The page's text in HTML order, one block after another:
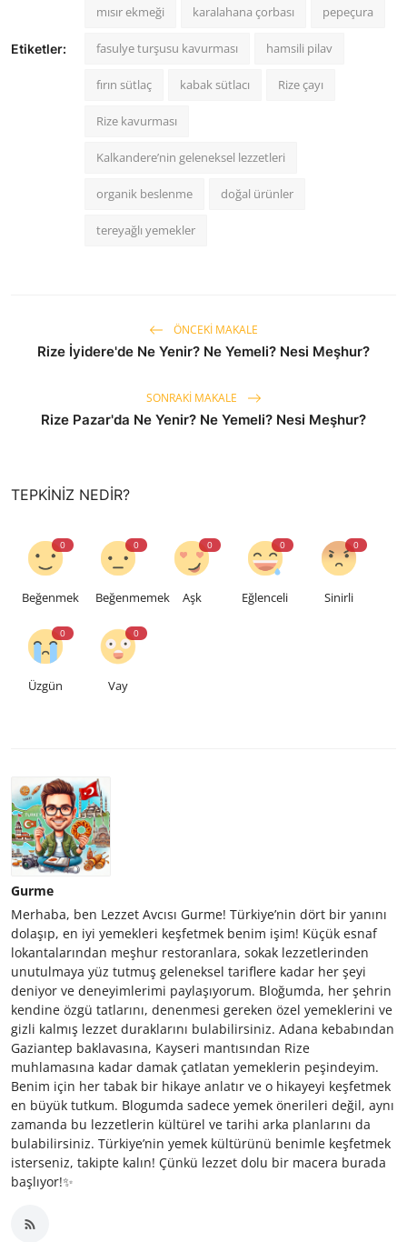
Etiketler:
mısır ekmeği karalahana çorbası pepeçura
fasulye turşusu kavurması hamsili pilav
fırın sütlaç kabak sütlacı Rize çayı
Rize kavurması
Kalkandere’nin geleneksel lezzetleri
organik beslenme doğal ürünler
tereyağlı yemekler
ÖNCEKI MAKALE
Rize İyidere'de Ne Yenir? Ne Yemeli? Nesi Meşhur?
SONRAKI MAKALE
Rize Pazar'da Ne Yenir? Ne Yemeli? Nesi Meşhur?
TEPKINIZ NEDIR?
0
Beğenmek
0
Beğenmemek
0
Aşk
0
Eğlenceli
0
Sinirli
0
Üzgün
0
Vay
Gurme
Merhaba, ben Lezzet Avcısı Gurme! Türkiye’nin dört bir yanını
dolaşıp, en iyi yemekleri keşfetmek benim işim! Küçük esnaf
lokantalarından meşhur restoranlara, sokak lezzetlerinden
unutulmaya yüz tutmuş geleneksel tariflere kadar her şeyi
deniyor ve deneyimlerimi paylaşıyorum. Bloğumda, her şehrin
kendine özgü tatlarını, denenmesi gereken özel yemeklerini ve
gizli kalmış lezzet duraklarını bulabilirsiniz. Adana kebabından
Gaziantep baklavasına, Kayseri mantısından Rize
muhlamasına kadar damak çatlatan yemeklerin peşindeyim.
Benim için her tabak bir hikaye anlatır ve o hikayeyi keşfetmek
en büyük tutkum. Blogumda sadece yemek önerileri değil, aynı
zamanda bu lezzetlerin kültürel ve tarihi arka planlarını da
bulabilirsiniz. Türkiye’nin yemek kültürünü benimle keşfetmek
isterseniz, takipte kalın! Çünkü lezzet dolu bir macera burada
başlıyor!✨